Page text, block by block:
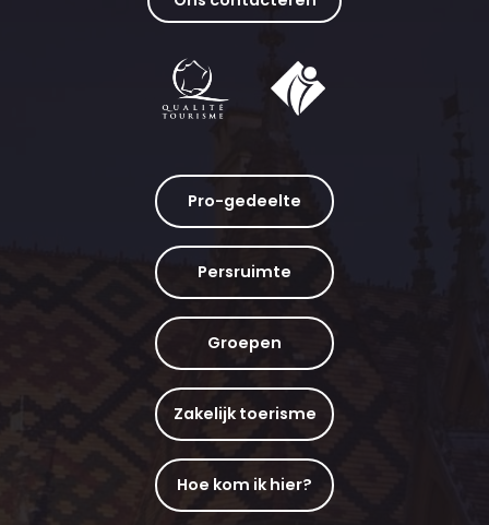
Pro-gedeelte
Persruimte
Groepen
Zakelijk toerisme
Hoe kom ik hier?